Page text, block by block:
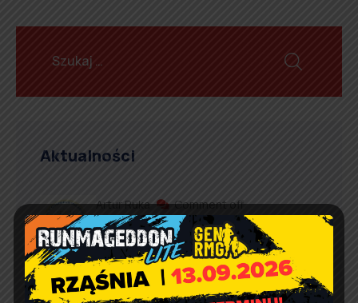
Aktualności
Artur Ruka Comment off
Dzień Sportu w Reklach
Artur Ruka Comment off